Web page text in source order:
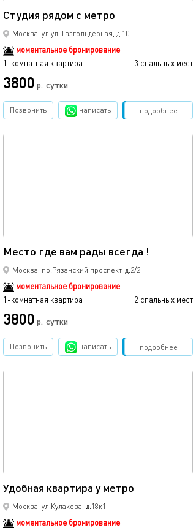
Студия рядом с метро
Москва, ул.ул. Газгольдерная, д.10
моментальное бронирование
1-комнатная квартира
3 спальных мест
3800 р. сутки
подробнее
Позвонить написать Забронировать
Место где вам рады всегда !
Москва, пр.Рязанский проспект, д.2/2
моментальное бронирование
1-комнатная квартира
2 спальных мест
3800 р. сутки
подробнее
Позвонить написать Забронировать
Удобная квартира у метро
Москва, ул.Кулакова, д.18к1
моментальное бронирование